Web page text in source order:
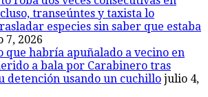
transeúntes y taxista lo
especies sin saber que estaba
7, 2026
que habría apuñalado a vecino en
a bala por Carabinero tras
detención usando un cuchillo julio 4,